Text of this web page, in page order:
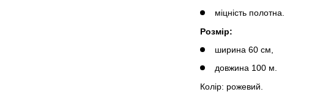
міцність полотна.
Розмір:
ширина 60 см,
довжина 100 м.
Колір: рожевий.